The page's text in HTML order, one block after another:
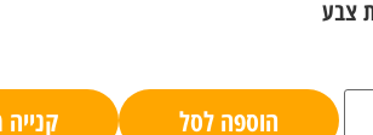
הוספה לסל